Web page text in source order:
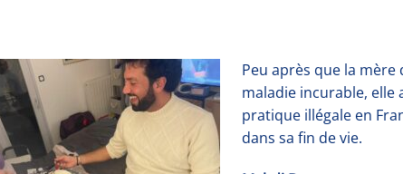
Peu après que la mère
maladie incurable, elle
pratique illégale en
dans sa fin de vie.